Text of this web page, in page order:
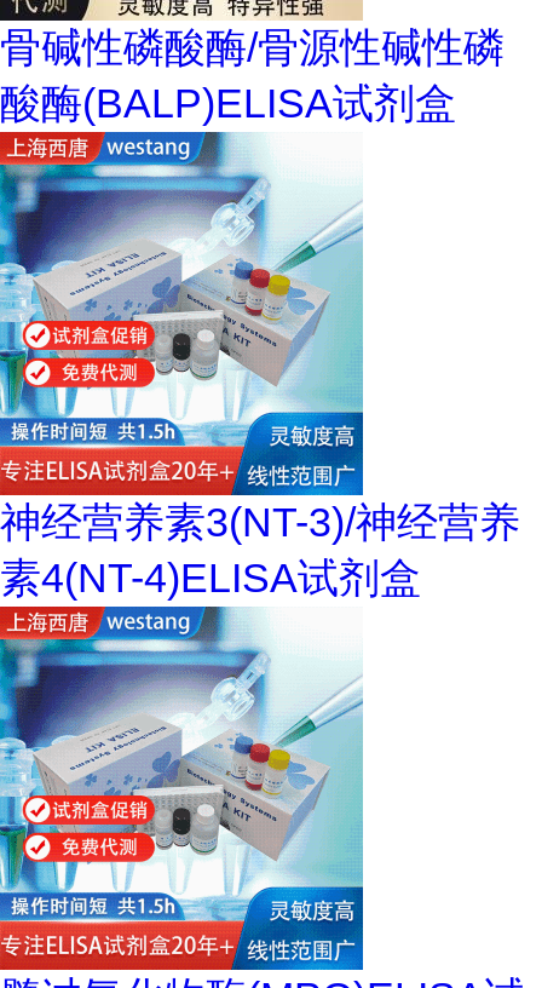
骨碱性磷酸酶/骨源性碱性磷
酸酶(BALP)ELISA试剂盒
神经营养素3(NT-3)/神经营养
素4(NT-4)ELISA试剂盒